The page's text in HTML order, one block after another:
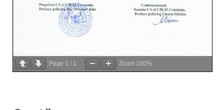
Page 1 / 1 Zoom 100%